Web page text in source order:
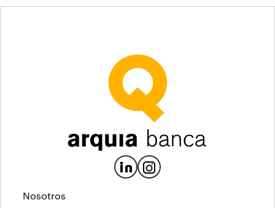
Nosotros